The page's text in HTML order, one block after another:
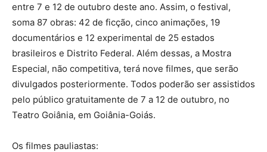
entre 7 e 12 de outubro deste ano. Assim, o festival,
soma 87 obras: 42 de ficção, cinco animações, 19
documentários e 12 experimental de 25 estados
brasileiros e Distrito Federal. Além dessas, a Mostra
Especial, não competitiva, terá nove filmes, que serão
divulgados posteriormente. Todos poderão ser assistidos
pelo público gratuitamente de 7 a 12 de outubro, no
Teatro Goiânia, em Goiânia-Goiás.
Os filmes pauliastas: